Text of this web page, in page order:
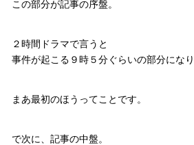
この部分が記事の序盤。
２時間ドラマで言うと
事件が起こる９時５分ぐらいの部分になり
まあ最初のほうってことです。
で次に、記事の中盤。